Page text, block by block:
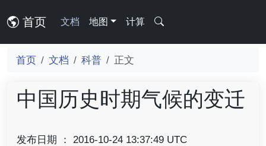
首页 文档 地图 计算
首页 文档 科普 正文
中国历史时期气候的变迁
发布日期 ： 2016-10-24 13:37:49 UTC